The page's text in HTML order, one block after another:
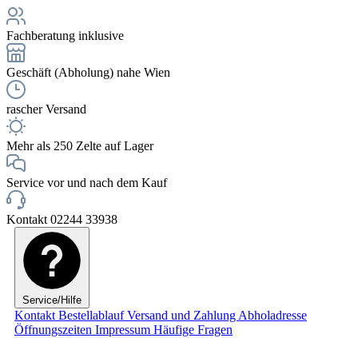
Fachberatung inklusive
Geschäft (Abholung) nahe Wien
rascher Versand
Mehr als 250 Zelte auf Lager
Service vor und nach dem Kauf
Kontakt 02244 33938
Service/Hilfe
Kontakt BestellablaufVersand und Zahlung Abholadresse
Öffnungszeiten Impressum Häufige Fragen